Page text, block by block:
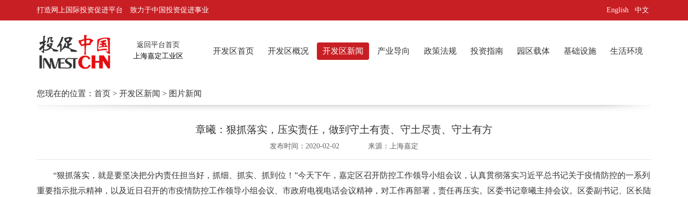
打造网上国际投资促进平台 致力于中国投资促进事业 English 中文
返回平台首页
上海嘉定工业区
开发区首页 开发区概况 开发区新闻 产业导向 政策法规 投资指南 园区载体 基础设施 生活环境
您现在的位置： 首页 > 开发区新闻 > 图片新闻
章曦：狠抓落实，压实责任，做到守土有责、守土尽责、守土有方
发布时间：2020-02-02 来源：上海嘉定
“狠抓落实，就是要坚决把分内责任担当好，抓细、抓实、抓到位！”今天下午，嘉定区召开防控工作领导小组会议，认真贯彻落实习近平总书记关于疫情防控的一系列
重要指示批示精神，以及近日召开的市疫情防控工作领导小组会议、市政府电视电话会议精神，对工作再部署，责任再压实。区委书记章曦主持会议。区委副书记、区长陆